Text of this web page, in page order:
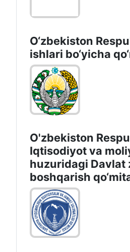
O‘zbekiston
ishlаri bo‘yichа
O'zbekiston
Iqtisodiyot va
huzuridаgi Dаvlаt
boshqаrish